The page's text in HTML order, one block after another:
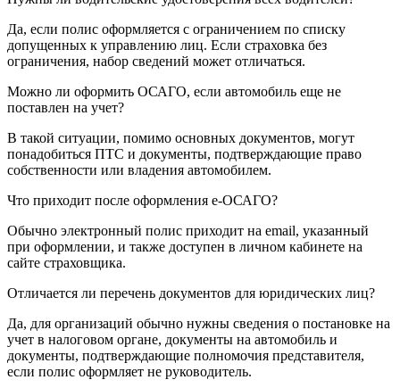
Да, если полис оформляется с ограничением по списку
допущенных к управлению лиц. Если страховка без
ограничения, набор сведений может отличаться.
Можно ли оформить ОСАГО, если автомобиль еще не
поставлен на учет?
В такой ситуации, помимо основных документов, могут
понадобиться ПТС и документы, подтверждающие право
собственности или владения автомобилем.
Что приходит после оформления е-ОСАГО?
Обычно электронный полис приходит на email, указанный
при оформлении, и также доступен в личном кабинете на
сайте страховщика.
Отличается ли перечень документов для юридических лиц?
Да, для организаций обычно нужны сведения о постановке на
учет в налоговом органе, документы на автомобиль и
документы, подтверждающие полномочия представителя,
если полис оформляет не руководитель.